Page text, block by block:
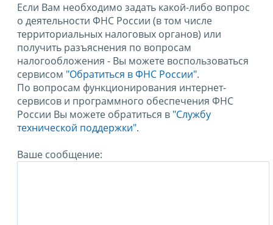
Если Вам необходимо задать какой-либо вопрос
о деятельности ФНС России (в том числе
территориальных налоговых органов) или
получить разъяснения по вопросам
налогообложения - Вы можете воспользоваться
сервисом "Обратиться в ФНС России".
По вопросам функционирования интернет-
сервисов и программного обеспечения ФНС
России Вы можете обратиться в "Службу
технической поддержки".
Ваше сообщение: